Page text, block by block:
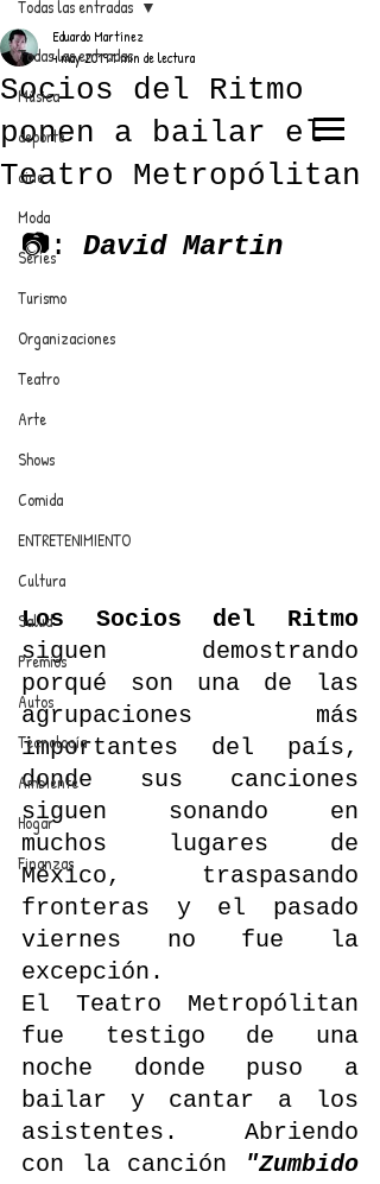
ANUNCIATE CON NOSOTROS
PARA MÁS INFORMACIÓN:
dinamicaseltrendytop@gmail.com
EL TRENDY TOP
CON EDDY MARTINEZ
Todas las entradas
Música
deporte
cine
Moda
Series
Turismo
Organizaciones
Teatro
Arte
Shows
Comida
ENTRETENIMIENTO
Cultura
Salud
Premios
Autos
Tecnología
Ambiente
Hogar
Finanzas
Todas las entradas
Socios del Ritmo
ponen a bailar el
Teatro Metropólitan
Eduardo Martínez
4 may 20191 min de lectura
📷: David Martin
Los Socios del Ritmo
siguen demostrando
porqué son una de las
agrupaciones más
importantes del país,
donde sus canciones
siguen sonando en
muchos lugares de
México, traspasando
fronteras y el pasado
viernes no fue la
excepción.
El Teatro Metropólitan
fue testigo de una
noche donde puso a
bailar y cantar a los
asistentes. Abriendo
con la canción
"Zumbido